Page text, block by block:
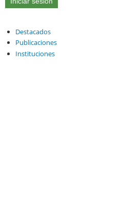
Destacados
Publicaciones
Instituciones